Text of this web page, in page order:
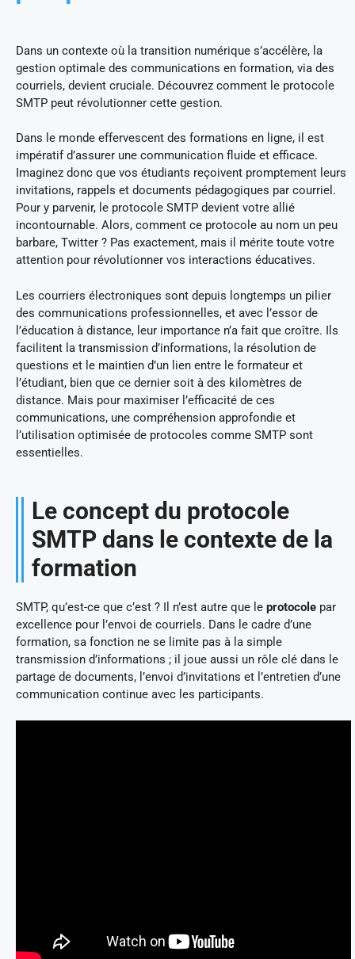
Dans un contexte où la transition numérique s’accélère, la
gestion optimale des communications en formation, via des
courriels, devient cruciale. Découvrez comment le protocole
SMTP peut révolutionner cette gestion.
Dans le monde effervescent des formations en ligne, il est
impératif d’assurer une communication fluide et efficace.
Imaginez donc que vos étudiants reçoivent promptement leurs
invitations, rappels et documents pédagogiques par courriel.
Pour y parvenir, le protocole SMTP devient votre allié
incontournable. Alors, comment ce protocole au nom un peu
barbare, Twitter ? Pas exactement, mais il mérite toute votre
attention pour révolutionner vos interactions éducatives.
Les courriers électroniques sont depuis longtemps un pilier
des communications professionnelles, et avec l’essor de
l’éducation à distance, leur importance n’a fait que croître. Ils
facilitent la transmission d’informations, la résolution de
questions et le maintien d’un lien entre le formateur et
l’étudiant, bien que ce dernier soit à des kilomètres de
distance. Mais pour maximiser l’efficacité de ces
communications, une compréhension approfondie et
l’utilisation optimisée de protocoles comme SMTP sont
essentielles.
Le concept du protocole
SMTP dans le contexte de la
formation
SMTP, qu’est-ce que c’est ? Il n’est autre que le protocole par
excellence pour l’envoi de courriels. Dans le cadre d’une
formation, sa fonction ne se limite pas à la simple
transmission d’informations ; il joue aussi un rôle clé dans le
partage de documents, l’envoi d’invitations et l’entretien d’une
communication continue avec les participants.